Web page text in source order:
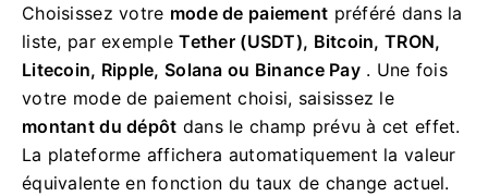
Choisissez votre mode de paiement préféré dans la
liste, par exempleTether (USDT), Bitcoin, TRON,
Litecoin, Ripple, Solana ou Binance Pay. Une fois
votre mode de paiement choisi, saisissez le
montant du dépôt dans le champ prévu à cet effet.
La plateforme affichera automatiquement la valeur
équivalente en fonction du taux de change actuel.